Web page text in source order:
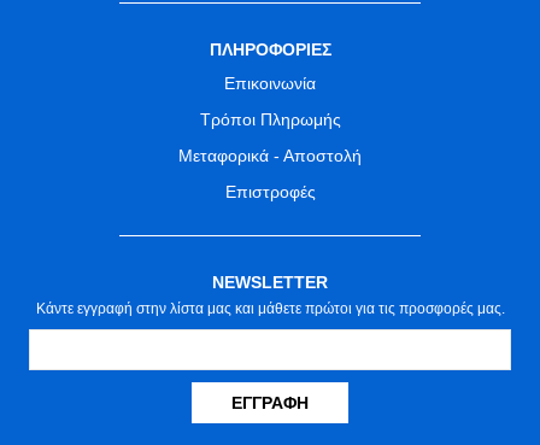
ΠΛΗΡΟΦΟΡΙΕΣ
Επικοινωνία
Τρόποι Πληρωμής
Μεταφορικά - Αποστολή
Επιστροφές
NEWSLETTER
Κάντε εγγραφή στην λίστα μας και μάθετε πρώτοι για τις προσφορές μας.
ΕΓΓΡΑΦΉ